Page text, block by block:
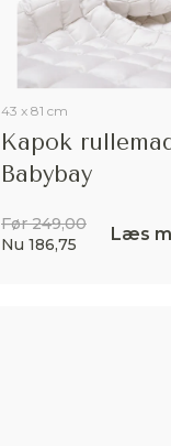
43 x 81 cm
Kapok
Babybay
Før 249,00
Nu 186,75
Læs